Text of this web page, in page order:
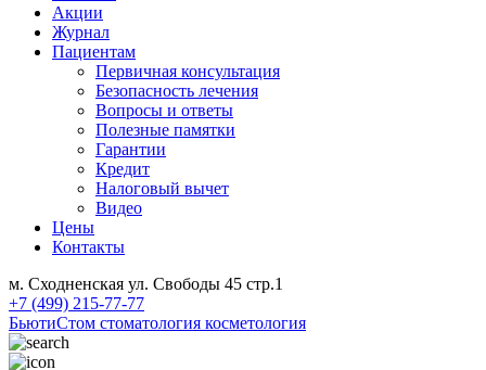
Акции
Журнал
Пациентам
Первичная консультация
Безопасность лечения
Вопросы и ответы
Полезные памятки
Гарантии
Кредит
Налоговый вычет
Видео
Цены
Контакты
м. Сходненская ул. Свободы 45 стр.1
+7 (499) 215-77-77
БьютиСтом стоматология косметология